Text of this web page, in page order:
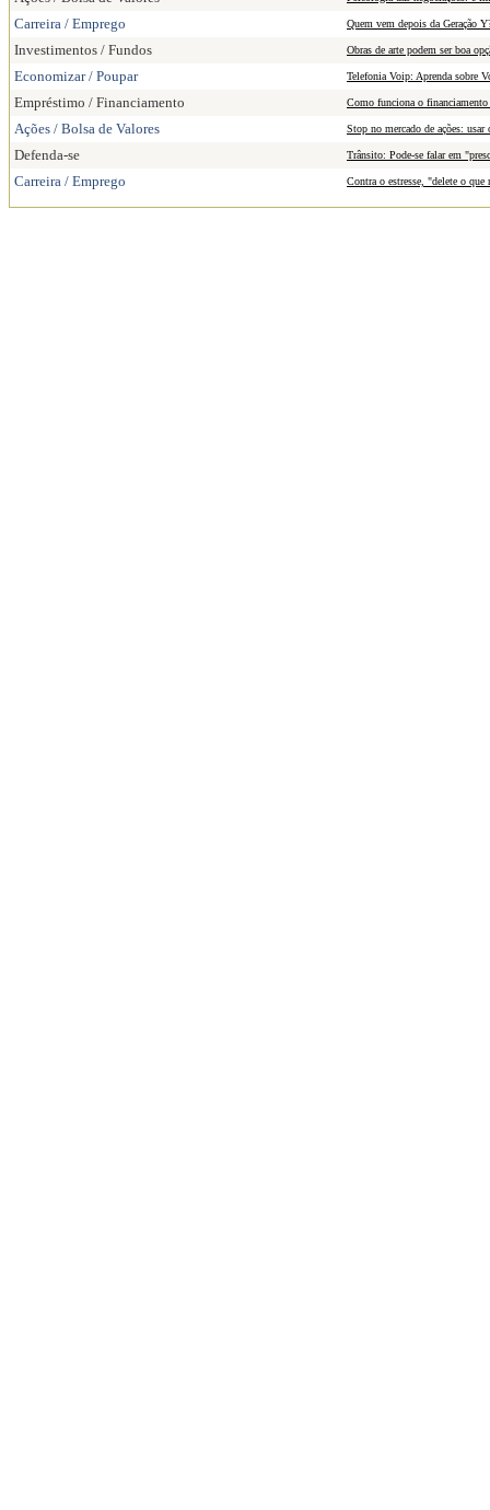
Carreira / Emprego Quem vem depois da Geração
Investimentos / Fundos Obras de arte podem ser boa
Economizar / Poupar Telefonia Voip: Aprenda sobre
Empréstimo / Financiamento Como funciona o financiamento
Ações / Bolsa de Valores Stop no mercado de ações: usar
Defenda-se Trânsito: Pode-se falar em
Carreira / Emprego Contra o estresse, "delete o que